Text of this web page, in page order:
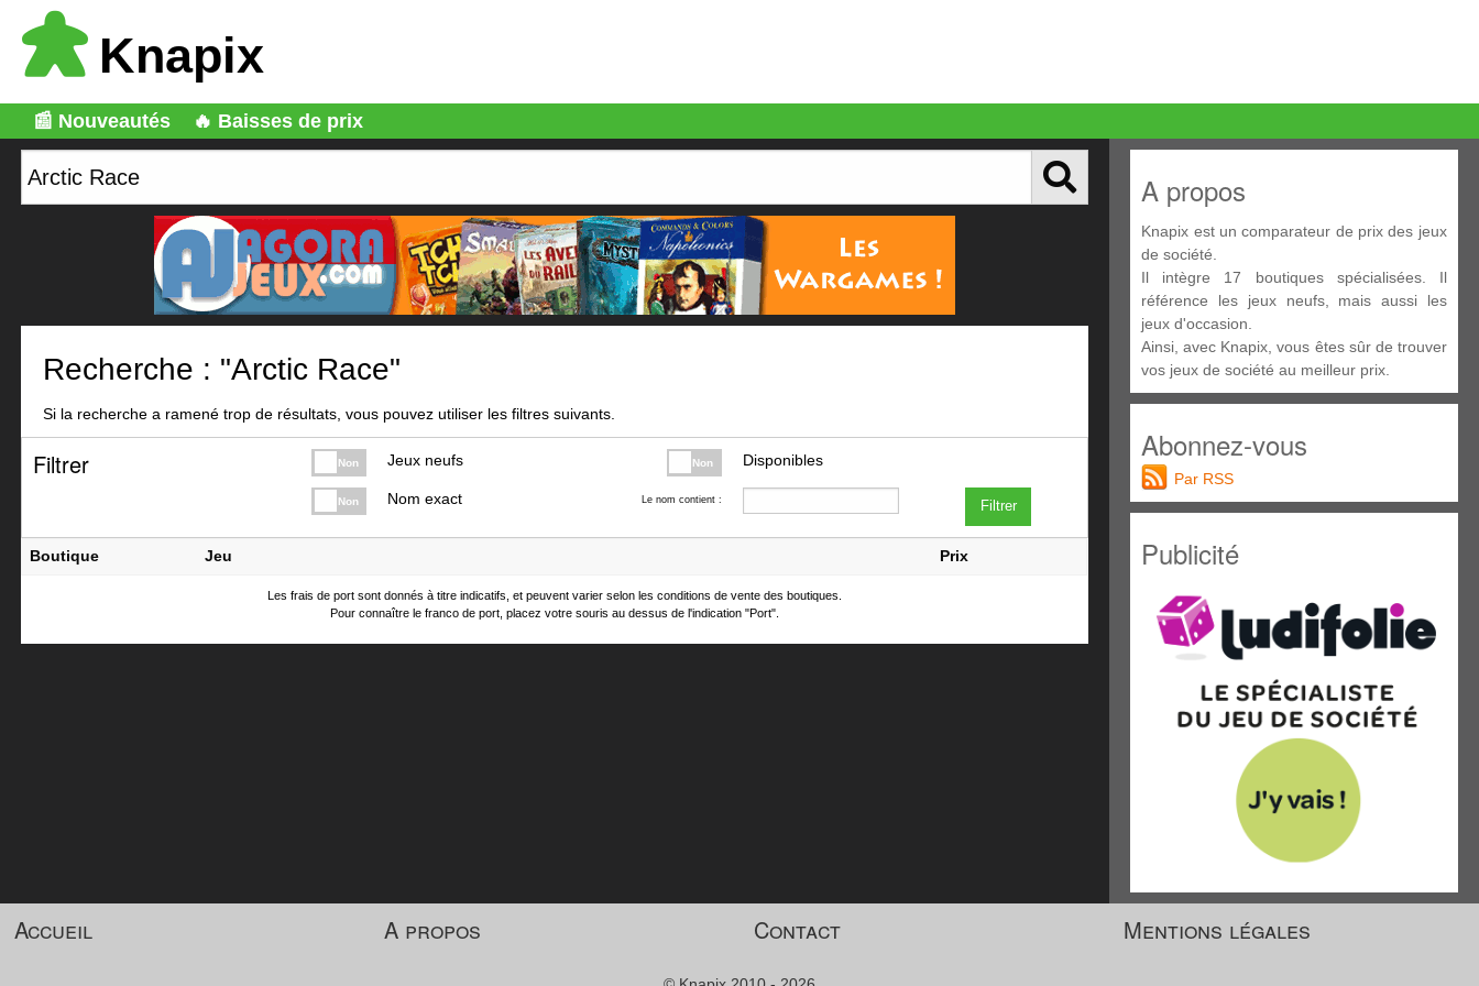
Knapix
📰 Nouveautés 🔥 Baisses de prix
Recherche : "Arctic Race"
Si la recherche a ramené trop de résultats, vous pouvez utiliser les filtres suivants.
Filtrer Non Jeux neufs Non Disponibles
Non Nom exact Le nom contient : Filtrer
Boutique Jeu Prix
Les frais de port sont donnés à titre indicatifs, et peuvent varier selon les conditions de vente des boutiques.
Pour connaître le franco de port, placez votre souris au dessus de l'indication "Port".
A propos
Knapix est un comparateur de prix des jeux
de société.
Il intègre 17 boutiques spécialisées. Il
référence les jeux neufs, mais aussi les
jeux d'occasion.
Ainsi, avec Knapix, vous êtes sûr de trouver
vos jeux de société au meilleur prix.
Abonnez-vous
Par RSS
Publicité
Accueil A propos Contact Mentions légales